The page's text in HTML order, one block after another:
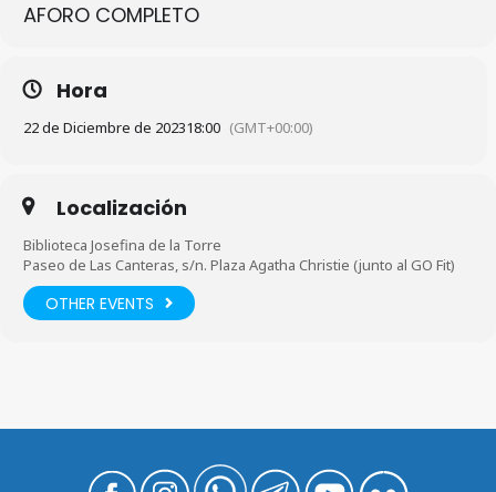
AFORO COMPLETO
Hora
22 de Diciembre de 202318:00 (GMT+00:00)
Localización
Biblioteca Josefina de la Torre
Paseo de Las Canteras, s/n. Plaza Agatha Christie (junto al GO Fit)
OTHER EVENTS